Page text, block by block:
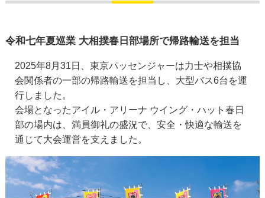
令和七年夏巡業 大相撲春日部場所で帰路輸送を担当
2025年8月31日、東京パッセンジャーは力士や相撲協
会関係者の一部の帰路輸送を担当し、大型バス6台を運
行しました。
会場となったアイル・アリーナ ウイング・ハット春日
部の場内は、満員御礼の盛況で、安全・快適な輸送を
通じて大会運営を支えました。